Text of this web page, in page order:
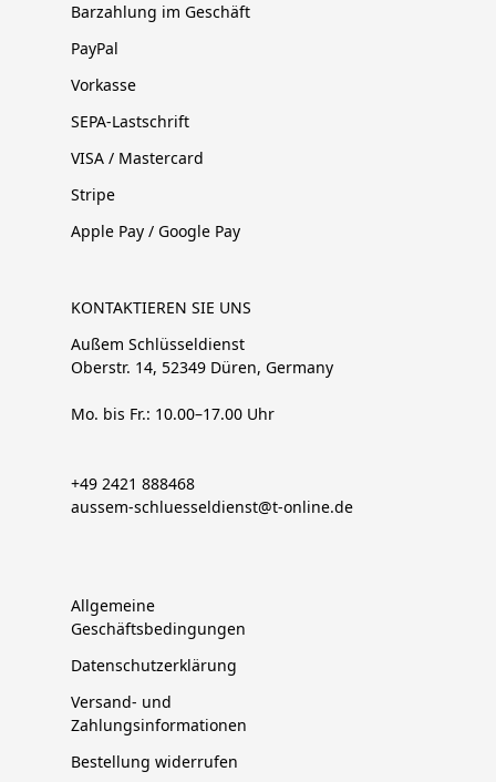
Barzahlung im Geschäft
PayPal
Vorkasse
SEPA-Lastschrift
VISA / Mastercard
Stripe
Apple Pay / Google Pay
KONTAKTIEREN SIE UNS
Außem Schlüsseldienst
Oberstr. 14, 52349 Düren, Germany
Mo. bis Fr.: 10.00–17.00 Uhr
+49 2421 888468
aussem-schluesseldienst@t-online.de
Allgemeine
Geschäftsbedingungen
Datenschutzerklärung
Versand- und
Zahlungsinformationen
Bestellung widerrufen